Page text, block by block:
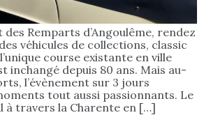
Remparts d’Angoulême, rendez
véhicules de collections, classic
course existante en ville
inchangé depuis 80 ans. Mais au-
l’évènement sur 3 jours
tout aussi passionnants. Le
à travers la Charente en […]